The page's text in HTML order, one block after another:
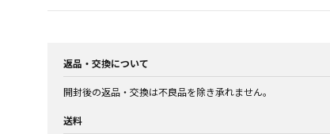
返品・交換について
開封後の返品・交換は不良品を除き承れません。
送料